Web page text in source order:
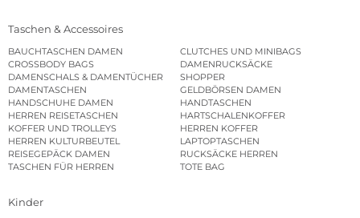
Taschen & Accessoires
BAUCHTASCHEN DAMEN
CLUTCHES UND MINIBAGS
CROSSBODY BAGS
DAMENRUCKSÄCKE
DAMENSCHALS & DAMENTÜCHER
SHOPPER
DAMENTASCHEN
GELDBÖRSEN DAMEN
HANDSCHUHE DAMEN
HANDTASCHEN
HERREN REISETASCHEN
HARTSCHALENKOFFER
KOFFER UND TROLLEYS
HERREN KOFFER
HERREN KULTURBEUTEL
LAPTOPTASCHEN
REISEGEPÄCK DAMEN
RUCKSÄCKE HERREN
TASCHEN FÜR HERREN
TOTE BAG
Kinder